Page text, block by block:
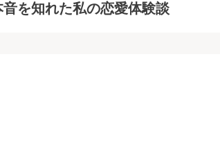
を知れた私の恋愛体験談